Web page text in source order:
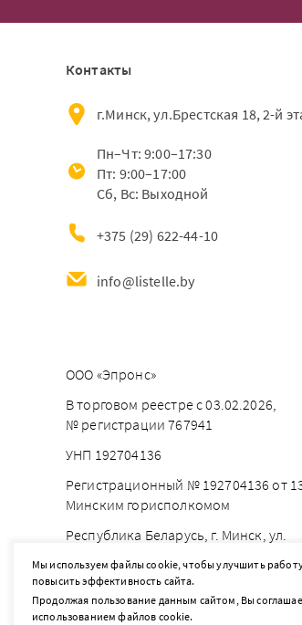
Мы используем файлы cookie, чтобы улучшить
повысить эффективность сайта.
Продолжая пользование данным сайтом, Вы
использованием файлов cookie.
Контакты
г.Минск, ул.Брестская 18, 2-й
Пн–Чт: 9:00–17:30
Пт: 9:00–17:00
Сб, Вс: Выходной
+375 (29) 622-44-10
info@listelle.by
ООО «Эпронс»
В торговом реестре с 03.02.2026,
№ регистрации 767941
УНП 192704136
Регистрационный № 192704136 от
Минским горисполкомом
Республика Беларусь, г. Минск, ул.